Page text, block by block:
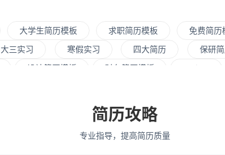
大学生简历模板 求职简历模板 免费简历
大三实习 寒假实习 四大简历 保研
设计简历模板 财务简历模板 python
采购贸易 商务拓展
武汉大学
暨南大学 金融
简历攻略
专业指导，提高简历质量